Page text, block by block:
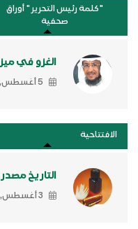
"كلمة رئيس التحرير " أوراق
صحفية
الغزو في
5 أغسطس, 2026
الافتتاحية
التاريخ
3 أغسطس, 2026